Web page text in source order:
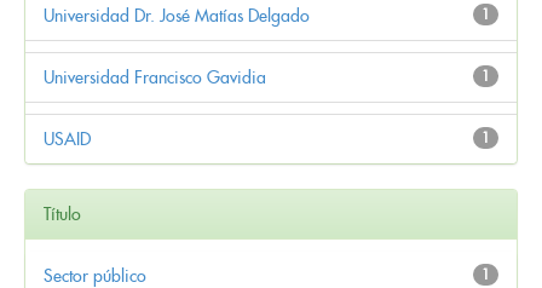
1
Universidad Dr. José Matías Delgado
1
Universidad Francisco Gavidia
1
USAID
Título
1
Sector público